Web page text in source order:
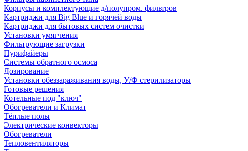
Корпусы и комплектующие д/полупром. фильтров
Картриджи для Big Blue и горячей воды
Картриджи для бытовых систем очистки
Установки умягчения
Фильтрующие загрузки
Пурифайеры
Системы обратного осмоса
Дозирование
Установки обеззараживания воды, У/Ф стерилизаторы
Готовые решения
Котельные под "ключ"
Обогреватели и Климат
Тёплые полы
Электрические конвекторы
Обогреватели
Тепловентиляторы